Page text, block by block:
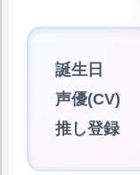
誕生日
声優(CV)
推し登録